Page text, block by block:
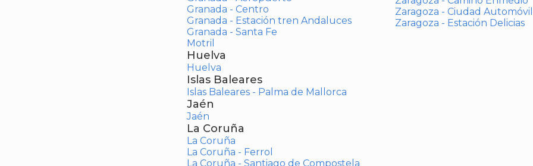
Granada - Centro
Granada - Estación tren Andaluces
Granada - Santa Fe
Motril
Huelva
Huelva
Islas Baleares
Islas Baleares - Palma de Mallorca
Jaén
Jaén
La Coruña
La Coruña
La Coruña - Ferrol
La Coruña - Santiago de Compostela
Zaragoza - Ciudad Automóvil
Zaragoza - Estación Delicias